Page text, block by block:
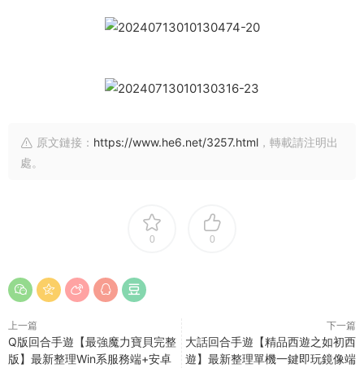
原文鏈接： https://www.he6.net/3257.html ，轉載請注明出
處。
0 0
上一篇
Q版回合手遊【最強魔力寶貝完整
版】最新整理Win系服務端+安卓
下一篇
大話回合手遊【精品西遊之如初西
遊】最新整理單機一鍵即玩鏡像端